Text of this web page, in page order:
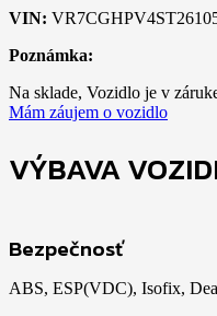
VIN:
Poznámka:
Na sklade, Vozidlo je v
Mám záujem o vozidlo
VÝBAVA
Bezpečnosť
ABS, ESP(VDC), Isofix,